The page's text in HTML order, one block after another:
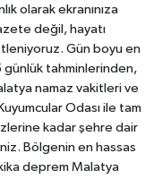
olarak ekranınıza
değil, hayatı
Gün boyu en
günlük tahminlerinden,
namaz vakitleri ve
Odası ile tam
kadar şehre dair
Bölgenin en hassas
deprem Malatya